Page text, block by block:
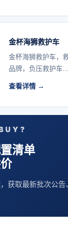
金杯海狮救护车
金杯海狮救护车，
品牌，负压救护车...
查看详情 →
清单
获取最新批次公